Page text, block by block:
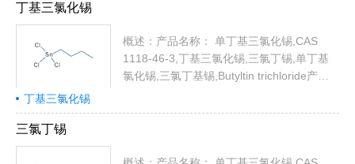
基锡英文名称:Butyltin trichloride英文同义
词:trichlorobutyltin;Butyltintrichloridemincolo...
丁基三氯化锡
概述：产品名称： 单丁基三氯化锡,CAS
1118-46-3,丁基三氯化锡,三氯丁锡,单丁基
氯化锡,三氯丁基锡,Butyltin trichloride产品
同义词:丁基三氯化锡(烷);三氯丁锡;单丁基
丁基三氯化锡
三氯丁锡